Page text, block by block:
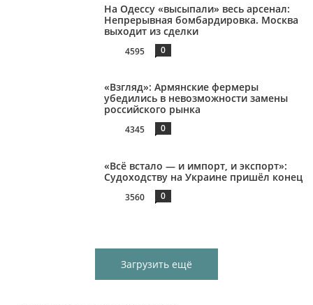
На Одессу «высыпали» весь арсенал:
Непрерывная бомбардировка. Москва
выходит из сделки
4595 0
«Взгляд»: Армянские фермеры
убедились в невозможности замены
российского рынка
4345 0
«Всё встало — и импорт, и экспорт»:
Судоходству на Украине пришёл конец
3560 0
Загрузить ещё